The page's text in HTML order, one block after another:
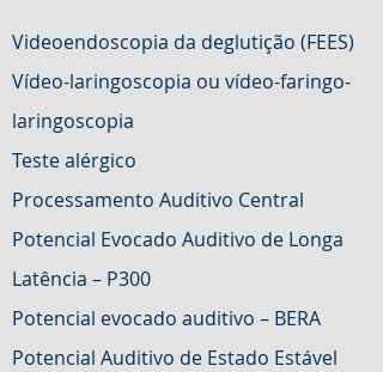
Videoendoscopia da deglutição (FEES)
Vídeo-laringoscopia ou vídeo-faringo-
laringoscopia
Teste alérgico
Processamento Auditivo Central
Potencial Evocado Auditivo de Longa
Latência – P300
Potencial evocado auditivo – BERA
Potencial Auditivo de Estado Estável